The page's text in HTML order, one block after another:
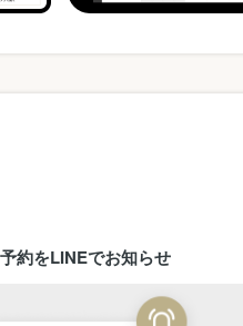
約をLINEでお知らせ